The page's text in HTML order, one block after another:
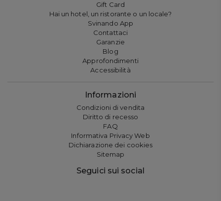
Gift Card
Hai un hotel, un ristorante o un locale?
Svinando App
Contattaci
Garanzie
Blog
Approfondimenti
Accessibilità
Informazioni
Condizioni di vendita
Diritto di recesso
FAQ
Informativa Privacy Web
Dichiarazione dei cookies
Sitemap
Seguici sui social